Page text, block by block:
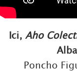
Ici, Aho
Poncho